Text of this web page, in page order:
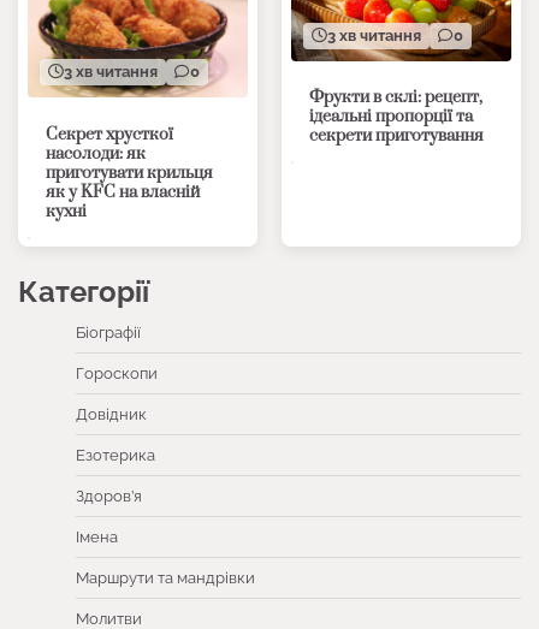
3 хв читання 0
Секрет хрусткої
насолоди: як
приготувати крильця
як у KFC на власній
кухні
3 хв читання 0
Фрукти в склі: рецепт,
ідеальні пропорції та
секрети приготування
Категорії
Біографії
Гороскопи
Довідник
Езотерика
Здоров’я
Імена
Маршрути та мандрівки
Молитви